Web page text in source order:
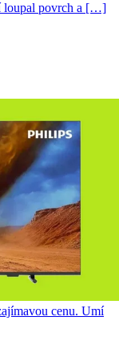
loupal povrch a […]
cenu. Umí